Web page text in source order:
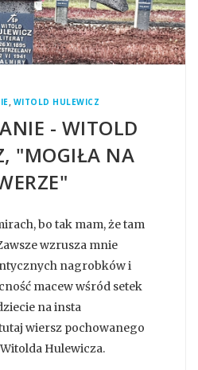
, WITOLD HULEWICZ
- WITOLD
"MOGIŁA NA
bo tak mam, że tam
wzrusza mnie
nagrobków i
macew wśród setek
na insta
wiersz pochowanego
Hulewicza.